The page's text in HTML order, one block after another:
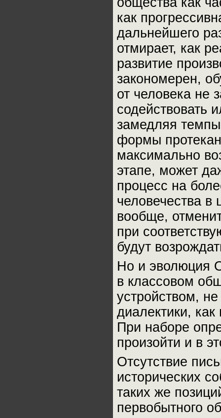
как
дальнейшего
отмирает, как
развитие
закономерен,
от человека не
содействовать
замедляя
формы
максимально
этапе, может
процесс на
человечества в
вообще,
при
будут
Но и эволюция
в классовом
устройством,
диалектики,
При наборе
произойти и в
Отсутствие
исторических
таких же
первобытного